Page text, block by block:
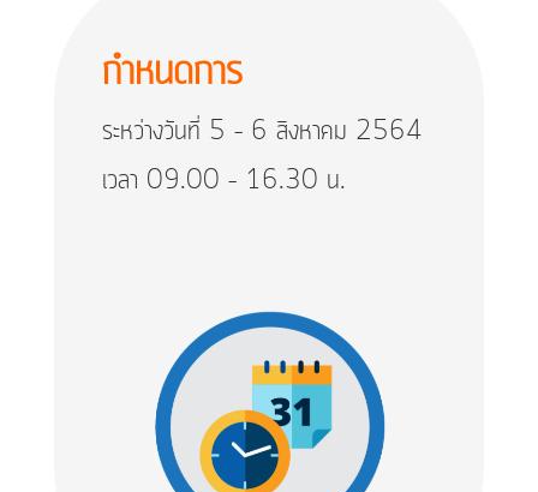
กำหนดการ
ระหว่างวันที่ 5 – 6 สิงหาคม 2564
เวลา 09.00 – 16.30 น.